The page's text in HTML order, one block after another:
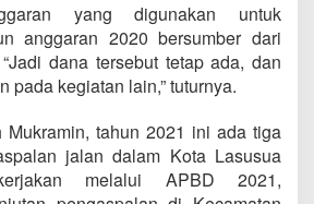
yang digunakan untuk
anggaran 2020 bersumber dari
dana tersebut tetap ada, dan
pada kegiatan lain,” tuturnya.
Mukramin, tahun 2021 ini ada tiga
jalan dalam Kota Lasusua
melalui APBD 2021,